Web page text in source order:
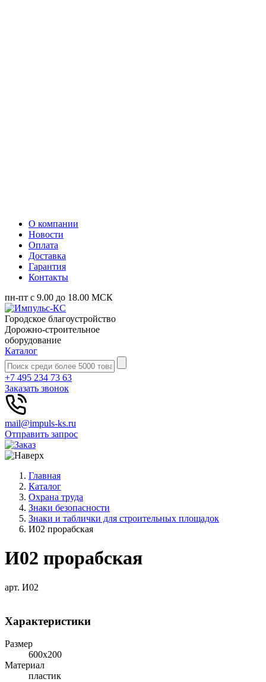
О компании
Новости
Оплата
Доставка
Гарантия
Контакты
пн-пт с 9.00 до 18.00 МСК
Городское благоустройство
Дорожно-строительное
оборудование
Каталог
+7 495 234 73 63
Заказать звонок
mail@impuls-ks.ru
Отправить запрос
Главная
Каталог
Охрана труда
Знаки безопасности
Знаки и таблички для строительных площадок
И02 прорабская
И02 прорабская
арт. И02
Характеристики
Размер
600х200
Материал
пластик